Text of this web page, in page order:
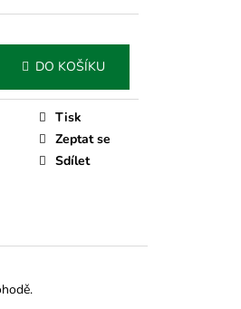
DO KOŠÍKU
Tisk
Zeptat se
Sdílet